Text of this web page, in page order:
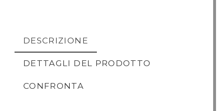
DESCRIZIONE
DETTAGLI DEL PRODOTTO
CONFRONTA